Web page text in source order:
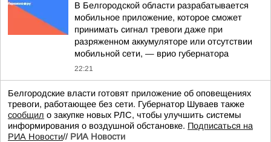
В Белгородской области разрабатывается
мобильное приложение, которое сможет
принимать сигнал тревоги даже при
разряженном аккумуляторе или отсутствии
мобильной сети, — врио губернатора
22:21
Белгородские власти готовят приложение об оповещениях
тревоги, работающее без сети. Губернатор Шуваев также
сообщил о закупке новых РЛС, чтобы улучшить системы
информирования о воздушной обстановке. Подписаться на
РИА Новости// РИА Новости